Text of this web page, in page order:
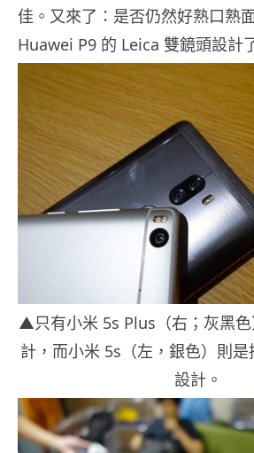
佳。又來了：是否仍然好熟口熟
Huawei P9 的 Leica 雙鏡頭設計
▲只有小米 5s Plus（右；灰黑
計，而小米 5s（左，銀色）則
設計。